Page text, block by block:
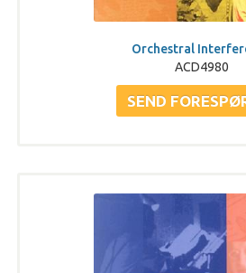
Orchestral
ACD4980